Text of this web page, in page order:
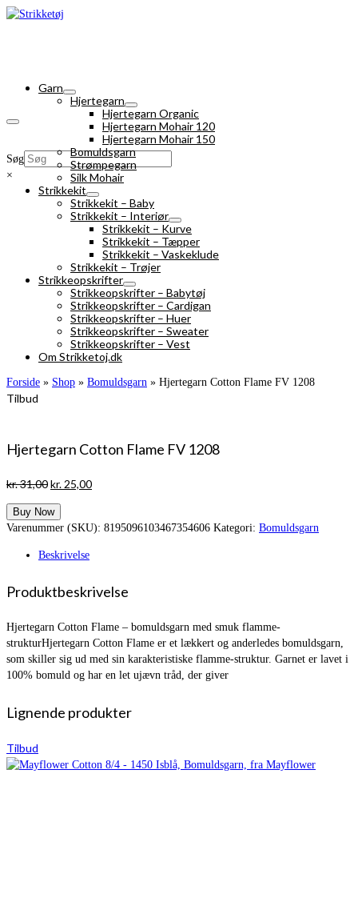
Søg
×
Garn
Hjertegarn
Hjertegarn Organic
Hjertegarn Mohair 120
Hjertegarn Mohair 150
Bomuldsgarn
Strømpegarn
Silk Mohair
Strikkekit
Strikkekit – Baby
Strikkekit – Interiør
Strikkekit – Kurve
Strikkekit – Tæpper
Strikkekit – Vaskeklude
Strikkekit – Trøjer
Strikkeopskrifter
Strikkeopskrifter – Babytøj
Strikkeopskrifter – Cardigan
Strikkeopskrifter – Huer
Strikkeopskrifter – Sweater
Strikkeopskrifter – Vest
Om Strikketoj.dk
Forside » Shop » Bomuldsgarn » Hjertegarn Cotton Flame FV 1208
Tilbud
Hjertegarn Cotton Flame FV 1208
kr.31,00Den
pris
var:
kr. 25,00Den
er:
Buy Now
Varenummer (SKU): 8195096103467354606 Kategori: Bomuldsgarn
Beskrivelse
Produktbeskrivelse
Hjertegarn Cotton Flame – bomuldsgarn med smuk flamme-
strukturHjertegarn Cotton Flame er et lækkert og anderledes bomuldsgarn,
som skiller sig ud med sin karakteristiske flamme-struktur. Garnet er lavet i
100% bomuld og har en let ujævn tråd, der giver
Lignende produkter
Tilbud